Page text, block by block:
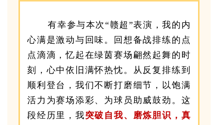
有幸参与本次“赣超”表演，我的内
心满是激动与回味。回想备战排练的点
点滴滴，忆起在绿茵赛场翩然起舞的时
刻，心中依旧满怀热忱。从反复排练到
顺利登台，我们不断打磨细节，以饱满
活力为赛场添彩、为球员助威鼓劲。这
段经历里，我突破自我、磨炼胆识，真